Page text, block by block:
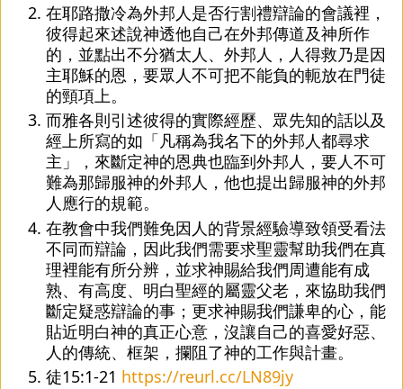
在耶路撒冷為外邦人是否行割禮辯論的會議裡，
彼得起來述說神透他自己在外邦傳道及神所作
的，並點出不分猶太人、外邦人，人得救乃是因
主耶穌的恩，要眾人不可把不能負的軛放在門徒
的頸項上。
而雅各則引述彼得的實際經歷、眾先知的話以及
經上所寫的如「凡稱為我名下的外邦人都尋求
主」，來斷定神的恩典也臨到外邦人，要人不可
難為那歸服神的外邦人，他也提出歸服神的外邦
人應行的規範。
在教會中我們難免因人的背景經驗導致領受看法
不同而辯論，因此我們需要求聖靈幫助我們在真
理裡能有所分辨，並求神賜給我們周遭能有成
熟、有高度、明白聖經的屬靈父老，來協助我們
斷定疑惑辯論的事；更求神賜我們謙卑的心，能
貼近明白神的真正心意，沒讓自己的喜愛好惡、
人的傳統、框架，攔阻了神的工作與計畫。
徒15:1-21 https://reurl.cc/LN89jy